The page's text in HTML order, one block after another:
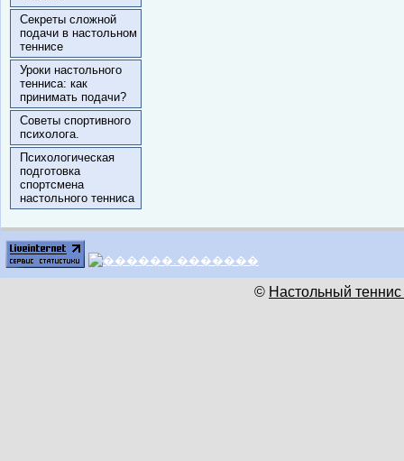
Секреты сложной
подачи в настольном
теннисе
Уроки настольного
тенниса: как
принимать подачи?
Советы спортивного
психолога.
Психологическая
подготовка
спортсмена
настольного тенниса
© Настольный